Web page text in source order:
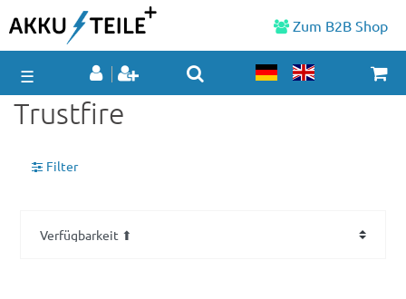
Zum B2B Shop
☰
Trustfire
Filter